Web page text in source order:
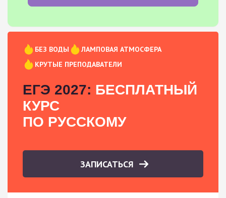
БЕЗ ВОДЫ
ЛАМПОВАЯ АТМОСФЕРА
КРУТЫЕ ПРЕПОДАВАТЕЛИ
ЕГЭ 2027: БЕСПЛАТНЫЙ
КУРС
ПО РУССКОМУ
ЗАПИСАТЬСЯ